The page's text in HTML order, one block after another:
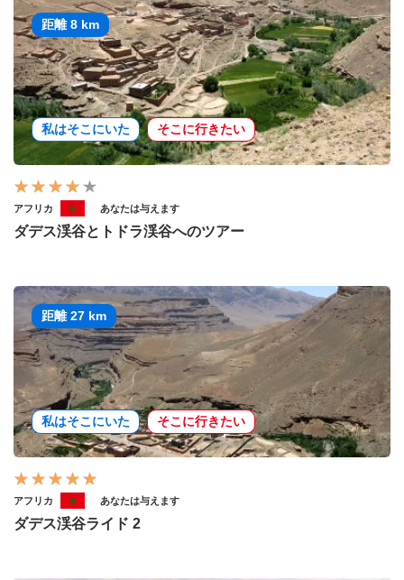
距離 8 km
私はそこにいた そこに行きたい
アフリカ あなたは与えます
ダデス渓谷とトドラ渓谷へのツアー
距離 27 km
私はそこにいた そこに行きたい
アフリカ あなたは与えます
ダデス渓谷ライド 2